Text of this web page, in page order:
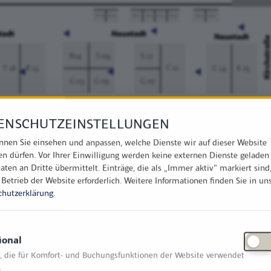
Sie einsehen und anpassen, welche Dienste wir auf dieser Website
dürfen. Vor Ihrer Einwilligung werden keine externen Dienste
an Dritte übermittelt. Einträge, die als „Immer aktiv" markiert
der Website erforderlich. Weitere Informationen finden Sie in
.
die für Komfort- und Buchungsfunktionen der Website verwendet